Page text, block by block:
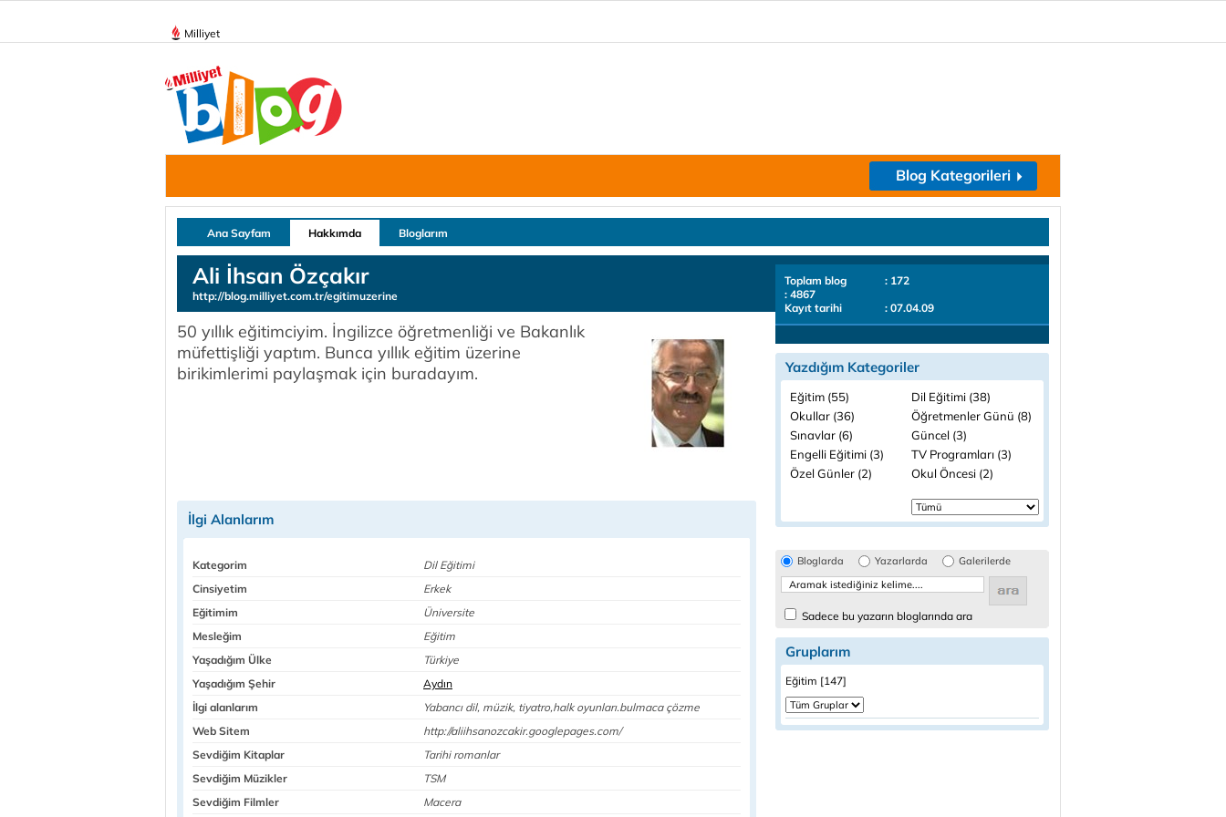
Milliyet
Blog Kategorileri
Ana Sayfam Hakkımda Bloglarım
Ali İhsan Özçakır
http://blog.milliyet.com.tr/egitimuzerine
50 yıllık eğitimciyim. İngilizce öğretmenliği ve Bakanlık
müfettişliği yaptım. Bunca yıllık eğitim üzerine
birikimlerimi paylaşmak için buradayım.
İlgi Alanlarım
Kategorim
Dil Eğitimi
Cinsiyetim
Erkek
Eğitimim
Üniversite
Mesleğim
Eğitim
Yaşadığım Ülke
Türkiye
Yaşadığım Şehir
Aydın
İlgi alanlarım
Yabancı dil, müzik, tiyatro,halk oyunları.bulmaca çözme
Web Sitem
http://aliihsanozcakir.googlepages.com/
Sevdiğim Kitaplar
Tarihi romanlar
Sevdiğim Müzikler
TSM
Sevdiğim Filmler
Macera
Toplam blog
: 172
: 4867
Kayıt tarihi
: 07.04.09
Yazdığım Kategoriler
Eğitim (55)
Dil Eğitimi (38)
Okullar (36)
Öğretmenler Günü (8)
Sınavlar (6)
Güncel (3)
Engelli Eğitimi (3)
TV Programları (3)
Özel Günler (2)
Okul Öncesi (2)
Bloglarda Yazarlarda Galerilerde
Sadece bu yazarın bloglarında ara
Gruplarım
Eğitim [147]